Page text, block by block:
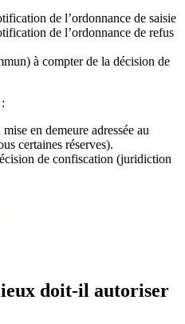
de l’ordonnance de saisie
de l’ordonnance de refus
à compter de la décision de
en demeure adressée au
certaines réserves).
de confiscation (juridiction
doit-il autoriser